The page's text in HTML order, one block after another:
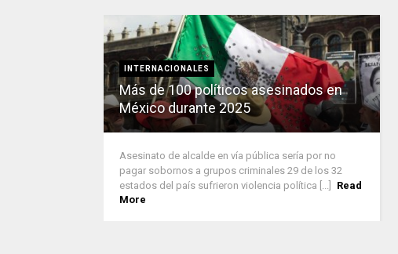
INTERNACIONALES
Más de 100 políticos asesinados en
México durante 2025
Asesinato de alcalde en vía pública sería por no
pagar sobornos a grupos criminales 29 de los 32
estados del país sufrieron violencia política [...]
Read
More